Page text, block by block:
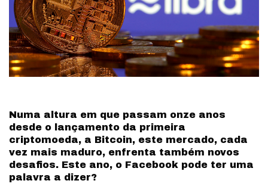
Numa altura em que passam onze anos
desde o lançamento da primeira
criptomoeda, a Bitcoin, este mercado, cada
vez mais maduro, enfrenta também novos
desafios. Este ano, o Facebook pode ter uma
palavra a dizer?